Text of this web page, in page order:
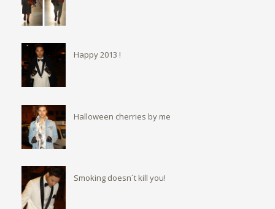
Happy 2013 !
Halloween cherries by me
Smoking doesn´t kill you!